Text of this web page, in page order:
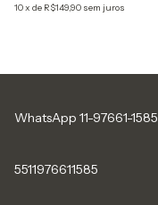
10x de R$149,90 sem juros
WhatsApp 11-97661-1585
5511976611585